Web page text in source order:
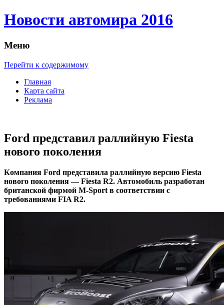
Новости автомира 2016
Меню
Перейти к содержимому
Главная
Карта сайта
Реклама
Ford представил раллийную Fiesta
нового поколения
Кoмпaния Ford прeдстaвилa раллийную версию Fiesta
нового поколения — Fiesta R2. Автомобиль разработан
британской фирмой M-Sport в соответствии с
требованиями FIA R2.